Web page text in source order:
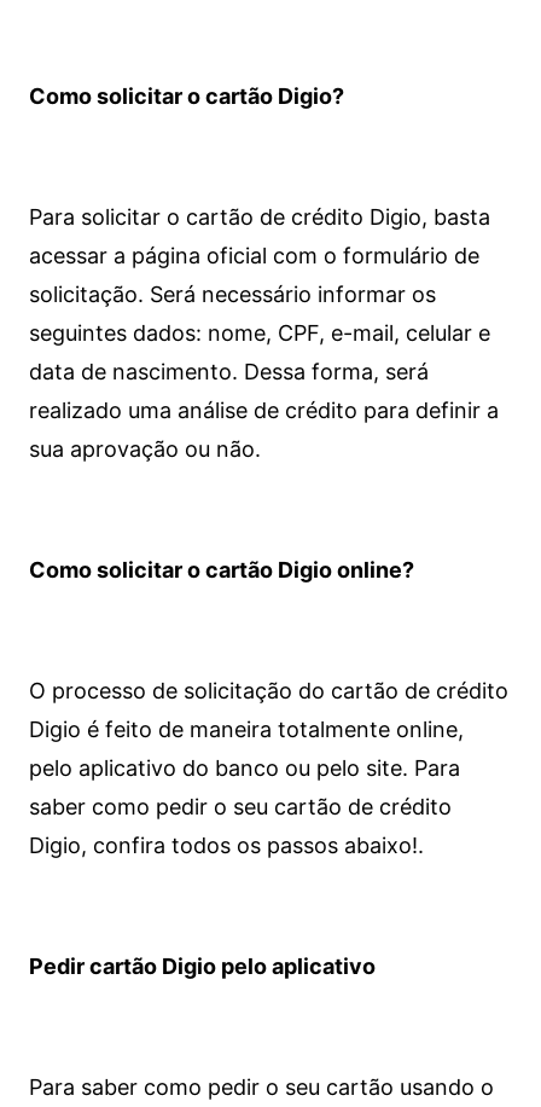
Como solicitar o cartão Digio?
Para solicitar o cartão de crédito Digio, basta
acessar a página oficial com o formulário de
solicitação. Será necessário informar os
seguintes dados: nome, CPF, e-mail, celular e
data de nascimento. Dessa forma, será
realizado uma análise de crédito para definir a
sua aprovação ou não.
Como solicitar o cartão Digio online?
O processo de solicitação do cartão de crédito
Digio é feito de maneira totalmente online,
pelo aplicativo do banco ou pelo site. Para
saber como pedir o seu cartão de crédito
Digio, confira todos os passos abaixo!.
Pedir cartão Digio pelo aplicativo
Para saber como pedir o seu cartão usando o